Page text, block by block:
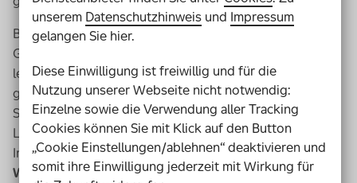
Bei der Einheit geht es um Lernen am gemeinsamen
Gegenstand. Schüler*innen, die beispielsweise nicht gut
lesen können, und gute Leser*innen erarbeiten sich
gleichberechtigt Informationen aus einem längeren
Sachtext. Für die Kompensation von
Lernschwierigkeiten sowie für die Differenzierung und
Individualisierung werden die digitalen Anwendungen
Worksheet GoundSMART Notebook verwendet. Der
unserem Datenschutzhinweis und Impressum
gelangen Sie hier.
Diese Einwilligung ist freiwillig und für die
Nutzung unserer Webseite nicht notwendig:
Einzelne sowie die Verwendung aller Tracking
Cookies können Sie mit Klick auf den Button
„Cookie Einstellungen/ablehnen“ deaktivieren und
somit ihre Einwilligung jederzeit mit Wirkung für